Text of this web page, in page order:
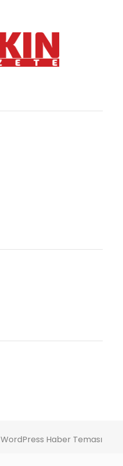
WordPress Haber Teması